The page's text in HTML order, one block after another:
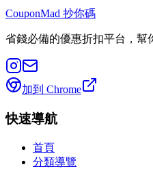
CouponMad 抄你碼
省錢必備的優惠折扣平台，幫
加到 Chrome
快速導航
首頁
分類導覽